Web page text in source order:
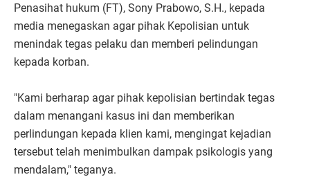
Penasihat hukum (FT), Sony Prabowo, S.H., kepada
media menegaskan agar pihak Kepolisian untuk
menindak tegas pelaku dan memberi pelindungan
kepada korban.
"Kami berharap agar pihak kepolisian bertindak tegas
dalam menangani kasus ini dan memberikan
perlindungan kepada klien kami, mengingat kejadian
tersebut telah menimbulkan dampak psikologis yang
mendalam," teganya.